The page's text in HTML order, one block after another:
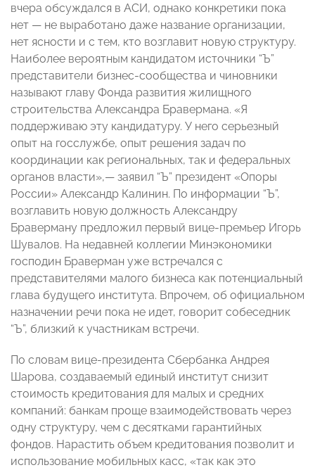
вчера обсуждался в АСИ, однако конкретики пока
нет — не выработано даже название организации,
нет ясности и с тем, кто возглавит новую структуру.
Наиболее вероятным кандидатом источники “Ъ”
представители бизнес-сообщества и чиновники
называют главу Фонда развития жилищного
строительства Александра Бравермана. «Я
поддерживаю эту кандидатуру. У него серьезный
опыт на госслужбе, опыт решения задач по
координации как региональных, так и федеральных
органов власти»,— заявил “Ъ” президент «Опоры
России» Александр Калинин. По информации “Ъ”,
возглавить новую должность Александру
Браверману предложил первый вице-премьер Игорь
Шувалов. На недавней коллегии Минэкономики
господин Браверман уже встречался с
представителями малого бизнеса как потенциальный
глава будущего института. Впрочем, об официальном
назначении речи пока не идет, говорит собеседник
“Ъ”, близкий к участникам встречи.
По словам вице-президента Сбербанка Андрея
Шарова, создаваемый единый институт снизит
стоимость кредитования для малых и средних
компаний: банкам проще взаимодействовать через
одну структуру, чем с десятками гарантийных
фондов. Нарастить объем кредитования позволит и
использование мобильных касс, «так как это